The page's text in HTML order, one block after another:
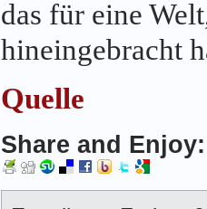
das für eine
hineingebracht
Quelle
Share and Enjoy: